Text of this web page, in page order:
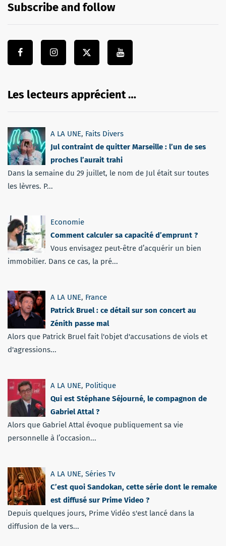
Subscribe and follow
Les lecteurs apprécient …
A LA UNE, Faits Divers
Jul contraint de quitter Marseille : l’un de ses
proches l’aurait trahi
Dans la semaine du 29 juillet, le nom de Jul était sur toutes
les lèvres. P...
Economie
Comment calculer sa capacité d’emprunt ?
Vous envisagez peut-être d’acquérir un bien
immobilier. Dans ce cas, la pré...
A LA UNE, France
Patrick Bruel : ce détail sur son concert au
Zénith passe mal
Alors que Patrick Bruel fait l'objet d'accusations de viols et
d'agressions...
A LA UNE, Politique
Qui est Stéphane Séjourné, le compagnon de
Gabriel Attal ?
Alors que Gabriel Attal évoque publiquement sa vie
personnelle à l’occasion...
A LA UNE, Séries Tv
C’est quoi Sandokan, cette série dont le remake
est diffusé sur Prime Video ?
Depuis quelques jours, Prime Vidéo s'est lancé dans la
diffusion de la vers...